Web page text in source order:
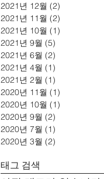
2021년 12월 (2)
2021년 11월 (2)
2021년 10월 (1)
2021년 9월 (5)
2021년 6월 (2)
2021년 4월 (1)
2021년 2월 (1)
2020년 11월 (1)
2020년 10월 (1)
2020년 9월 (2)
2020년 7월 (1)
2020년 3월 (2)
태그 검색